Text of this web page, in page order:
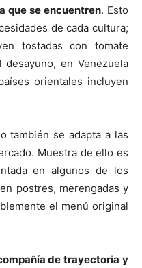
que se encuentren. Esto
de cada cultura;
tostadas con tomate
en Venezuela
orientales incluyen
también se adapta a las
Muestra de ello es
en algunos de los
postres, merengadas y
el menú original
de trayectoria y